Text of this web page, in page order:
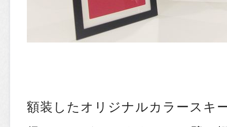
額装したオリジナルカラースキ